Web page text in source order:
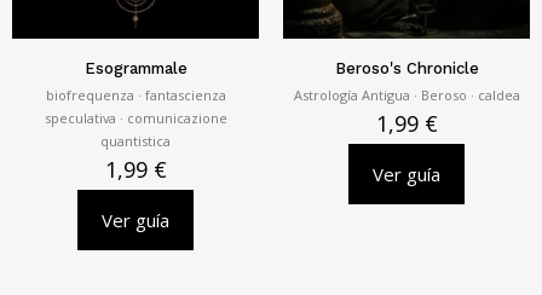
Esogrammale
biofrequenza · fantascienza
speculativa · comunicazione
quantistica
1,99 €
Ver guía
Beroso's Chronicle
Astrología Antigua · Beroso · caldea
1,99 €
Ver guía